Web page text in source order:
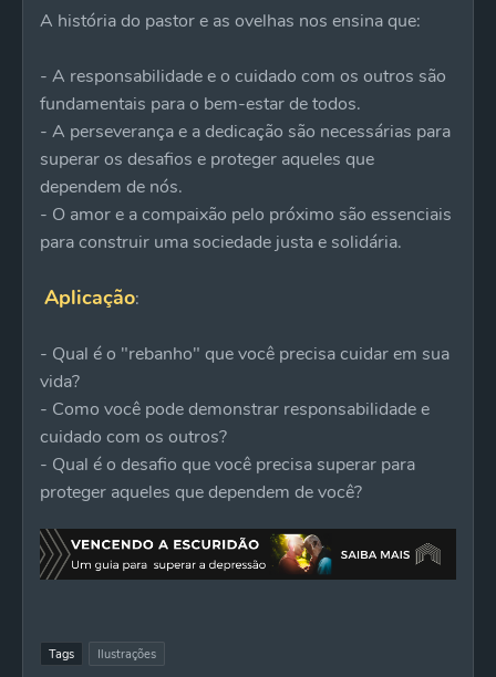
A história do pastor e as ovelhas nos ensina que:
- A responsabilidade e o cuidado com os outros são
fundamentais para o bem-estar de todos.
- A perseverança e a dedicação são necessárias para
superar os desafios e proteger aqueles que
dependem de nós.
- O amor e a compaixão pelo próximo são essenciais
para construir uma sociedade justa e solidária.
Aplicação:
- Qual é o "rebanho" que você precisa cuidar em sua
vida?
- Como você pode demonstrar responsabilidade e
cuidado com os outros?
- Qual é o desafio que você precisa superar para
proteger aqueles que dependem de você?
Tags Ilustrações